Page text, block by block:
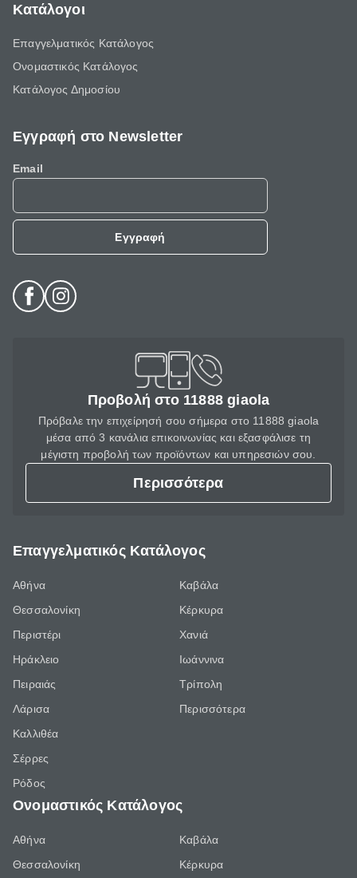
Κατάλογοι
Επαγγελματικός Κατάλογος
Ονομαστικός Κατάλογος
Κατάλογος Δημοσίου
Εγγραφή στο Newsletter
Email
Εγγραφή
Προβολή στο 11888 giaola
Πρόβαλε την επιχείρησή σου σήμερα στο 11888 giaola
μέσα από 3 κανάλια επικοινωνίας και εξασφάλισε τη
μέγιστη προβολή των προϊόντων και υπηρεσιών σου.
Περισσότερα
Επαγγελματικός Κατάλογος
Αθήνα
Θεσσαλονίκη
Περιστέρι
Ηράκλειο
Πειραιάς
Λάρισα
Καλλιθέα
Σέρρες
Ρόδος
Καβάλα
Κέρκυρα
Χανιά
Ιωάννινα
Τρίπολη
Περισσότερα
Ονομαστικός Κατάλογος
Αθήνα
Θεσσαλονίκη
Καβάλα
Κέρκυρα